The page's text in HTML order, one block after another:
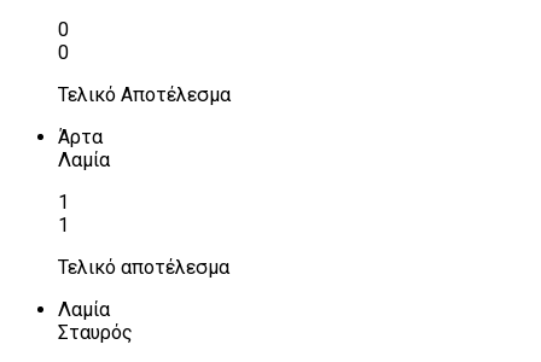
0
0
Τελικό Αποτέλεσμα
Άρτα
Λαμία
1
1
Τελικό αποτέλεσμα
Λαμία
Σταυρός